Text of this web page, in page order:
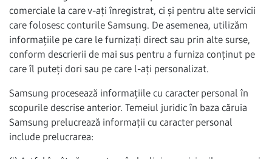
comerciale la care v-ați înregistrat, ci și pentru alte servicii
care folosesc conturile Samsung. De asemenea, utilizăm
informațiile pe care le furnizați direct sau prin alte surse,
conform descrierii de mai sus pentru a furniza conținut pe
care îl puteți dori sau pe care l-ați personalizat.
Samsung procesează informațiile cu caracter personal în
scopurile descrise anterior. Temeiul juridic în baza căruia
Samsung prelucrează informații cu caracter personal
include prelucrarea: